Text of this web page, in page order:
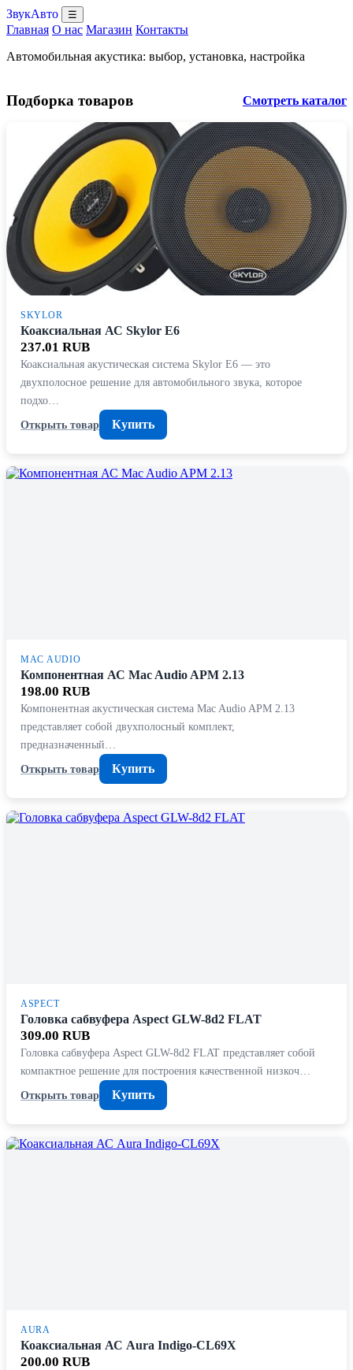
ЗвукАвто ☰
Главная О нас Магазин Контакты
Автомобильная акустика: выбор, установка, настройка
Подборка товаров Смотреть каталог
SKYLOR
Коаксиальная АС Skylor E6
237.01 RUB
Коаксиальная акустическая система Skylor E6 — это
двухполосное решение для автомобильного звука, которое
подхо…
Открыть товар
Купить
MAC AUDIO
Компонентная АС Mac Audio APM 2.13
198.00 RUB
Компонентная акустическая система Mac Audio APM 2.13
представляет собой двухполосный комплект,
предназначенный…
Открыть товар
Купить
ASPECT
Головка сабвуфера Aspect GLW-8d2 FLAT
309.00 RUB
Головка сабвуфера Aspect GLW-8d2 FLAT представляет собой
компактное решение для построения качественной низкоч…
Открыть товар
Купить
AURA
Коаксиальная АС Aura Indigo-CL69X
200.00 RUB